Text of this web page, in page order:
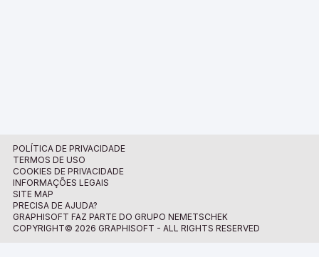
POLÍTICA DE PRIVACIDADE
TERMOS DE USO
COOKIES DE PRIVACIDADE
INFORMAÇÕES LEGAIS
SITE MAP
PRECISA DE AJUDA?
GRAPHISOFT FAZ PARTE DO GRUPO NEMETSCHEK
COPYRIGHT© 2026 GRAPHISOFT - ALL RIGHTS RESERVED